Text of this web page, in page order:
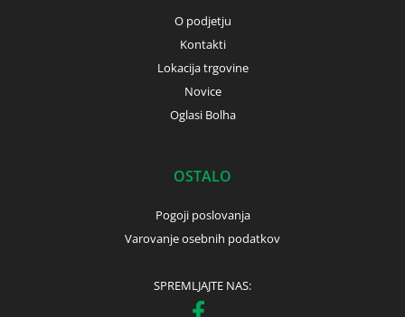
O podjetju
Kontakti
Lokacija trgovine
Novice
Oglasi Bolha
OSTALO
Pogoji poslovanja
Varovanje osebnih podatkov
SPREMLJAJTE NAS: